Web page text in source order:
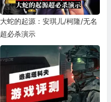
大蛇的起源：安琪儿/柯隆/无名
超必杀演示